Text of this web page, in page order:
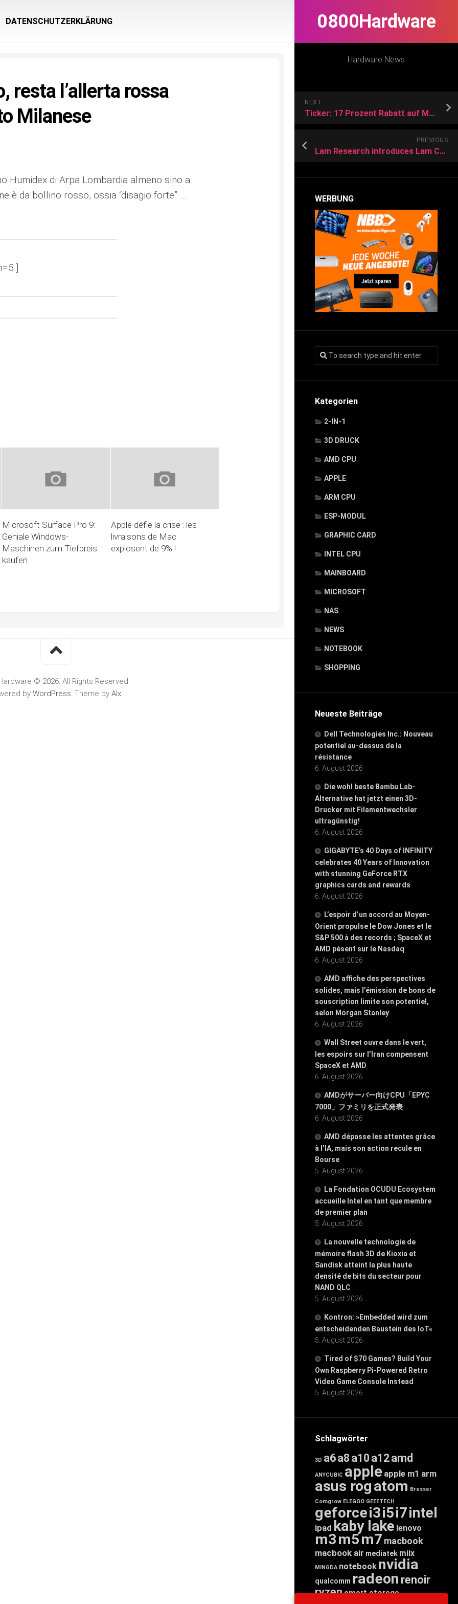
0800Hardware
Hardware News
NEXT
Ticker: 17 Prozent Rabatt auf Mac mini M2; Apple erklärt iPhone-Löschung; Sonos-Update behebt Akku-Bug; Menüleistenhelfer Ice aktualisiert
PREVIOUS
Lam Research introduces Lam Cryo 3.0 Cryogenic Etch Technology
WERBUNG
Kategorien
2-IN-1
3D DRUCK
AMD CPU
APPLE
ARM CPU
ESP-MODUL
GRAPHIC CARD
INTEL CPU
MAINBOARD
MICROSOFT
NAS
NEWS
NOTEBOOK
SHOPPING
Neueste Beiträge
Dell Technologies Inc.: Nouveau
potentiel au-dessus de la
résistance
6. August 2026
Die wohl beste Bambu Lab-
Alternative hat jetzt einen 3D-
Drucker mit Filamentwechsler
ultragünstig!
6. August 2026
GIGABYTE’s 40 Days of INFINITY
celebrates 40 Years of Innovation
with stunning GeForce RTX
graphics cards and rewards
6. August 2026
L’espoir d’un accord au Moyen-
Orient propulse le Dow Jones et le
S&P 500 à des records ; SpaceX et
AMD pèsent sur le Nasdaq
6. August 2026
AMD affiche des perspectives
solides, mais l’émission de bons de
souscription limite son potentiel,
selon Morgan Stanley
6. August 2026
Wall Street ouvre dans le vert,
les espoirs sur l’Iran compensent
SpaceX et AMD
6. August 2026
AMDがサーバー向けCPU「EPYC
7000」ファミリを正式発表
6. August 2026
AMD dépasse les attentes grâce
à l’IA, mais son action recule en
Bourse
5. August 2026
La Fondation OCUDU Ecosystem
accueille Intel en tant que membre
de premier plan
5. August 2026
La nouvelle technologie de
mémoire flash 3D de Kioxia et
Sandisk atteint la plus haute
densité de bits du secteur pour
NAND QLC
5. August 2026
Kontron: »Embedded wird zum
entscheidenden Baustein des IoT«
5. August 2026
Tired of $70 Games? Build Your
Own Raspberry Pi-Powered Retro
Video Game Console Instead
5. August 2026
Schlagwörter
3D a6a8 a10 a12amd
ANYCUBIC apple apple m1 arm
asus rogatom Bresser
Comgrow ELEGOO GEEETECH
geforcei3i5i7intel
ipad kaby lake lenovo
m3m5m7 macbook
macbook air mediatek miix
MINGDA notebook nvidia
qualcomm radeon renoir
ryzensmart storage
DATENSCHUTZERKLÄRUNG
resta l’allerta rossa
Milanese
Humidex di Arpa Lombardia almeno sino a
è da bollino rosso, ossia “disagio forte” …
]
Microsoft Surface Pro 9:
Geniale Windows-
Maschinen zum Tiefpreis
kaufen
Apple défie la crise : les
livraisons de Mac
explosent de 9% !
© 2026. All Rights Reserved.
by WordPress. Theme by Alx.